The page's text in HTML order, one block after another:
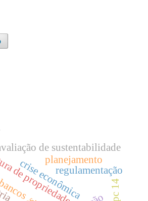
de propriedade
de sustentabilidade
crise econômicaregulamentação
planejamento
icpc 14